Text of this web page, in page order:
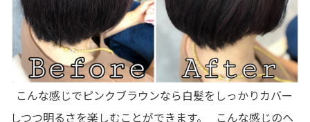
こんな感じでピンクブラウンなら白髪をしっかりカバー
しつつ明るさを楽しむことができます。 こんな感じのヘ